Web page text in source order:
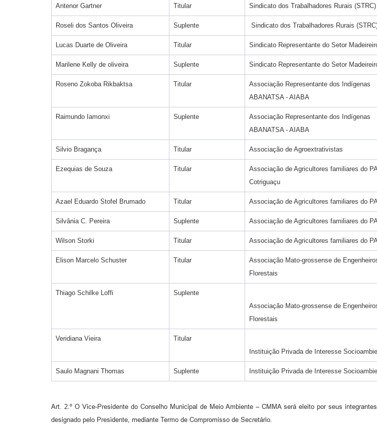
Antenor Gartner Titular Sindicato dos Trabalhadores Rurais (STRC)
Roseli dos Santos Oliveira Suplente Sindicato dos Trabalhadores Rurais
Lucas Duarte de Oliveira Titular Sindicato Representante do Setor
Marilene Kelly de oliveira Suplente Sindicato Representante do Setor
Roseno Zokoba Rikbaktsa Titular
Associação Representante dos Indígenas
ABANATSA - AIABA
Raimundo Iamonxi Suplente
Associação Representante dos Indígenas
ABANATSA - AIABA
Silvio Bragança Titular Associação de Agroextrativistas
Ezequias de Souza Titular
Associação de Agricultores familiares do
Cotriguaçu
Azael Eduardo Stofel Brumado Titular Associação de Agricultores familiares do
Silvânia C. Pereira Suplente Associação de Agricultores familiares do
Wilson Storki Titular Associação de Agricultores familiares do
Elison Marcelo Schuster Titular
Associação Mato-grossense de
Florestais
Thiago Schilke Loffi
Suplente
Associação Mato-grossense de
Florestais
Veridiana Vieira
Titular
Instituição Privada de Interesse
Saulo Magnani Thomas Suplente Instituição Privada de Interesse
Art. 2.º O Vice-Presidente do Conselho Municipal de Meio Ambiente – CMMA será eleito por seus
designado pelo Presidente, mediante Termo de Compromisso de Secretário.